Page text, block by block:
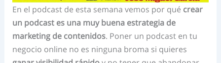
En el podcast de esta semana vemos por qué crear
un podcast es una muy buena estrategia de
marketing de contenidos. Poner un podcast en tu
negocio online no es ninguna broma si quieres